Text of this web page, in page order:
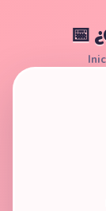
📅